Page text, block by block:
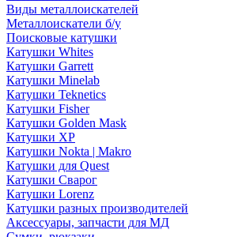
Виды металлоискателей
Металлоискатели б/у
Поисковые катушки
Катушки Whites
Катушки Garrett
Катушки Minelab
Катушки Teknetics
Катушки Fisher
Катушки Golden Mask
Катушки XP
Катушки Nokta | Makro
Катушки для Quest
Катушки Сварог
Катушки Lorenz
Катушки разных производителей
Аксессуары, запчасти для МД